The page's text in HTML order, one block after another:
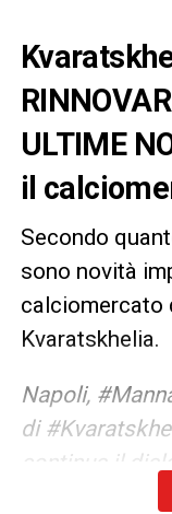
ULTIME
il
Secondo
sono novità
calciomercato
Kvaratskhelia.
Napoli,
di
continua il
ci sono